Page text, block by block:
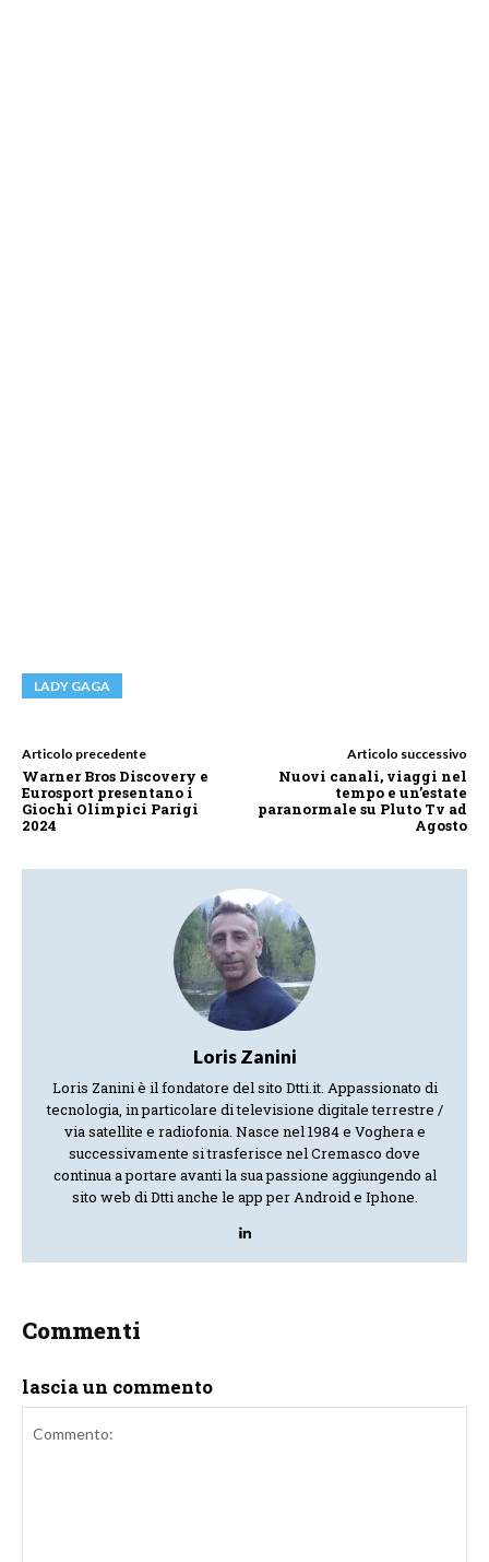
LADY GAGA
Articolo precedente
Warner Bros Discovery e
Eurosport presentano i
Giochi Olimpici Parigi
2024
Articolo successivo
Nuovi canali, viaggi nel
tempo e un’estate
paranormale su Pluto Tv ad
Agosto
Loris Zanini
Loris Zanini è il fondatore del sito Dtti.it. Appassionato di
tecnologia, in particolare di televisione digitale terrestre /
via satellite e radiofonia. Nasce nel 1984 e Voghera e
successivamente si trasferisce nel Cremasco dove
continua a portare avanti la sua passione aggiungendo al
sito web di Dtti anche le app per Android e Iphone.
Commenti
lascia un commento